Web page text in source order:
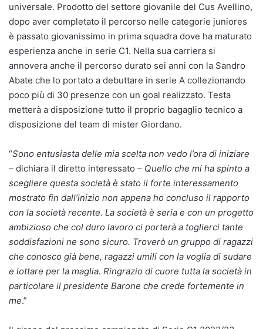
universale. Prodotto del settore giovanile del Cus Avellino,
dopo aver completato il percorso nelle categorie juniores
è passato giovanissimo in prima squadra dove ha maturato
esperienza anche in serie C1. Nella sua carriera si
annovera anche il percorso durato sei anni con la Sandro
Abate che lo portato a debuttare in serie A collezionando
poco più di 30 presenze con un goal realizzato. Testa
metterà a disposizione tutto il proprio bagaglio tecnico a
disposizione del team di mister Giordano.
“Sono entusiasta delle mia scelta non vedo l’ora di iniziare
– dichiara il diretto interessato – Quello che mi ha spinto a
scegliere questa società è stato il forte interessamento
mostrato fin dall’inizio non appena ho concluso il rapporto
con la società recente. La società è seria e con un progetto
ambizioso che col duro lavoro ci porterà a toglierci tante
soddisfazioni ne sono sicuro. Troverò un gruppo di ragazzi
che conosco già bene, ragazzi umili con la voglia di sudare
e lottare per la maglia. Ringrazio di cuore tutta la società in
particolare il presidente Barone che crede fortemente in
me.”